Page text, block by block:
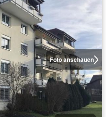
Foto anschauen